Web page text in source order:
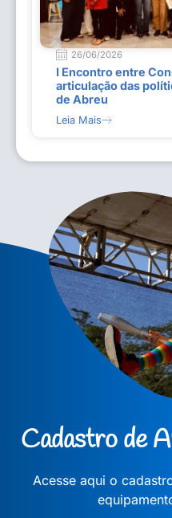
26/06/2026
I Encontro entre
articulação das
de Abreu
Leia Mais
Cadastro de
Acesse aqui o